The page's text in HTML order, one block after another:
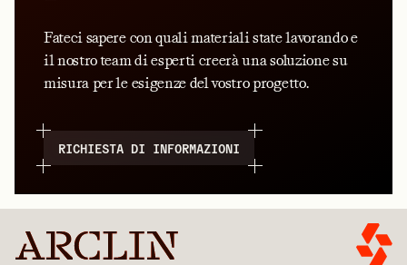
Fateci sapere con quali materiali state lavorando e
il nostro team di esperti creerà una soluzione su
misura per le esigenze del vostro progetto.
RICHIESTA DI INFORMAZIONI